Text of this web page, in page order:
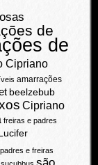
de
de
Cipriano
amarrações
beelzebub
Cipriano
freiras e padres
padres e freiras